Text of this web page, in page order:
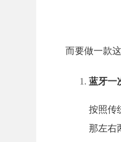
而要做一款
蓝牙一
按照传
那左右